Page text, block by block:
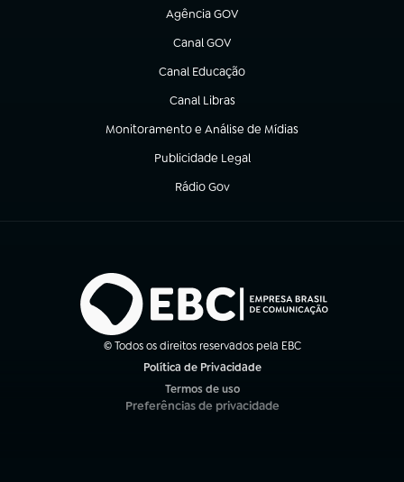
Agência GOV
(abre em nova aba)
Canal GOV
(abre em nova aba)
Canal Educação
(abre em nova aba)
Canal Libras
(abre em nova aba)
Monitoramento e Análise de Mídias
(abre em nova aba)
Publicidade Legal
(abre em nova aba)
Rádio Gov
(abre em nova aba)
© Todos os direitos reservados pela EBC
Política de Privacidade
Termos de uso
(abre em nova aba)
Preferências de privacidade